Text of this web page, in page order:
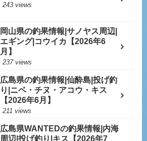
243 views
岡山県の釣果情報|サノヤス周辺|
エギング|コウイカ【2026年6
月】
237 views
広島県の釣果情報|仙酔島|投げ釣
り|ニベ・チヌ・アコウ・キス
【2026年6月】
211 views
広島県WANTEDの釣果情報|内海
周辺|投げ釣り|キス【2026年7